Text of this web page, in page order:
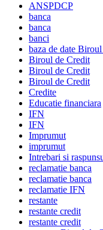
ANSPDCP
banca
banca
banci
baza de date
Biroul de Credit
Biroul de Credit
Biroul de Credit
Credite
Educatie financiara
IFN
IFN
Imprumut
imprumut
Intrebari si
reclamatie banca
reclamatie banca
reclamatie IFN
restante
restante credit
restante credit